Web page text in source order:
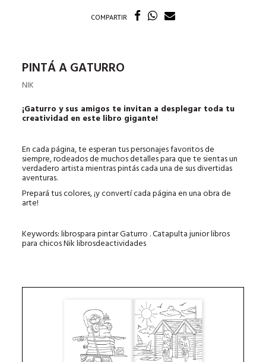
COMPARTIR
PINTÁ A GATURRO
NIK
¡Gaturro y sus amigos te invitan a desplegar toda tu
creatividad en este libro gigante!
En cada página, te esperan tus personajes favoritos de
siempre, rodeados de muchos detalles para que te sientas un
verdadero artista mientras pintás cada una de sus divertidas
aventuras.
Prepará tus colores, ¡y convertí cada página en una obra de
arte!
Keywords: librospara pintar Gaturro . Catapulta junior libros
para chicos Nik librosdeactividades